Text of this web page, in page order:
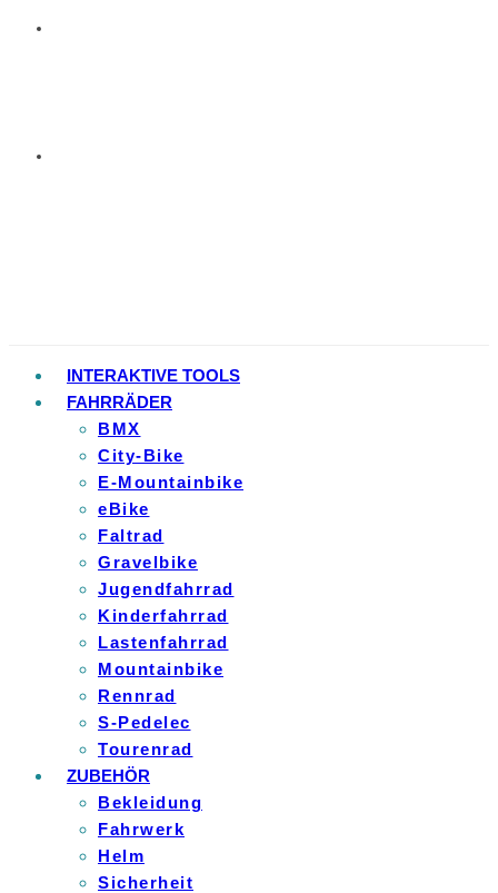
INTERAKTIVE TOOLS
FAHRRÄDER
BMX
City-Bike
E-Mountainbike
eBike
Faltrad
Gravelbike
Jugendfahrrad
Kinderfahrrad
Lastenfahrrad
Mountainbike
Rennrad
S-Pedelec
Tourenrad
ZUBEHÖR
Bekleidung
Fahrwerk
Helm
Sicherheit